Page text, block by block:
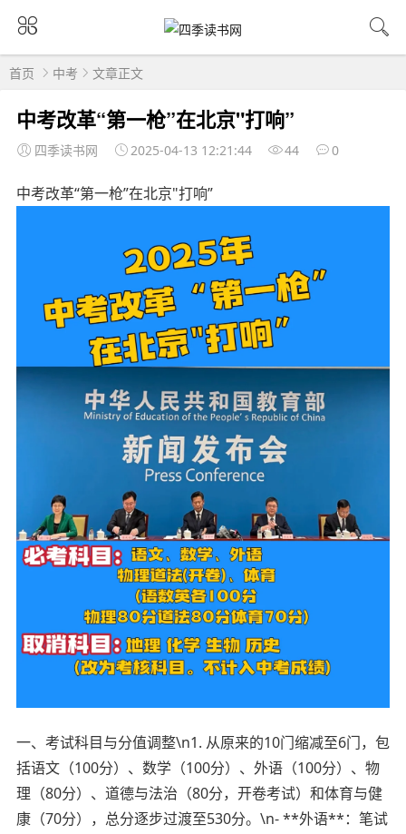
首页 中考 文章正文
中考改革“第一枪”在北京"打响”
四季读书网 2025-04-13 12:21:44 44 0
中考改革“第一枪”在北京"打响”
一、考试科目与分值调整\n1. 从原来的10门缩减至6门，包
括语文（100分）、数学（100分）、外语（100分）、物
理（80分）、道德与法治（80分，开卷考试）和体育与健
康（70分），总分逐步过渡至530分。\n- **外语**：笔试